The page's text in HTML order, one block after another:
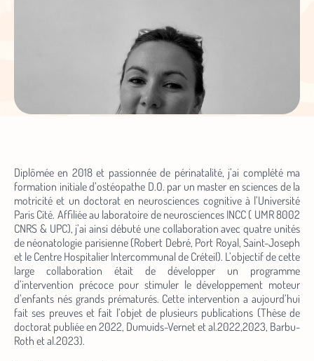
Diplômée en 2018 et passionnée de périnatalité, j’ai complété ma
formation initiale d’ostéopathe D.O. par un master en sciences de la
motricité et un doctorat en neurosciences cognitive à l’Université
Paris Cité. Affiliée au laboratoire de neurosciences INCC ( UMR 8002
CNRS & UPC), j’ai ainsi débuté une collaboration avec quatre unités
de néonatologie parisienne (Robert Debré, Port Royal, Saint-Joseph
et le Centre Hospitalier Intercommunal de Créteil). L’objectif de cette
large collaboration était de développer un programme
d’intervention précoce pour stimuler le développement moteur
d’enfants nés grands prématurés. Cette intervention a aujourd’hui
fait ses preuves et fait l’objet de plusieurs publications (Thèse de
doctorat publiée en 2022, Dumuids-Vernet et al.2022,2023, Barbu-
Roth et al.2023).